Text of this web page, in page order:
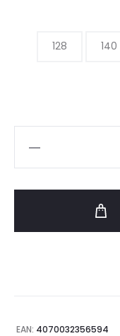
128 140
EAN: 4070032356594